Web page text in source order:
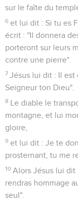
sur le faîte du
6 et lui dit : Si tu es
écrit : "Il donnera
porteront sur leurs
contre une pierre".
7 Jésus lui dit : Il est
Seigneur ton Dieu".
8 Le diable le
montagne, et lui
gloire,
9 et lui dit : Je te
prosternant, tu me
10 Alors Jésus lui dit
rendras hommage
seul".